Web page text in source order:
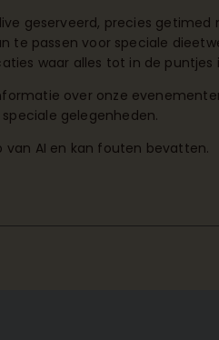
geserveerd, precies getimed
te passen voor speciale
waar alles tot in de puntjes
over onze
gelegenheden.
van AI en kan fouten bevatten.